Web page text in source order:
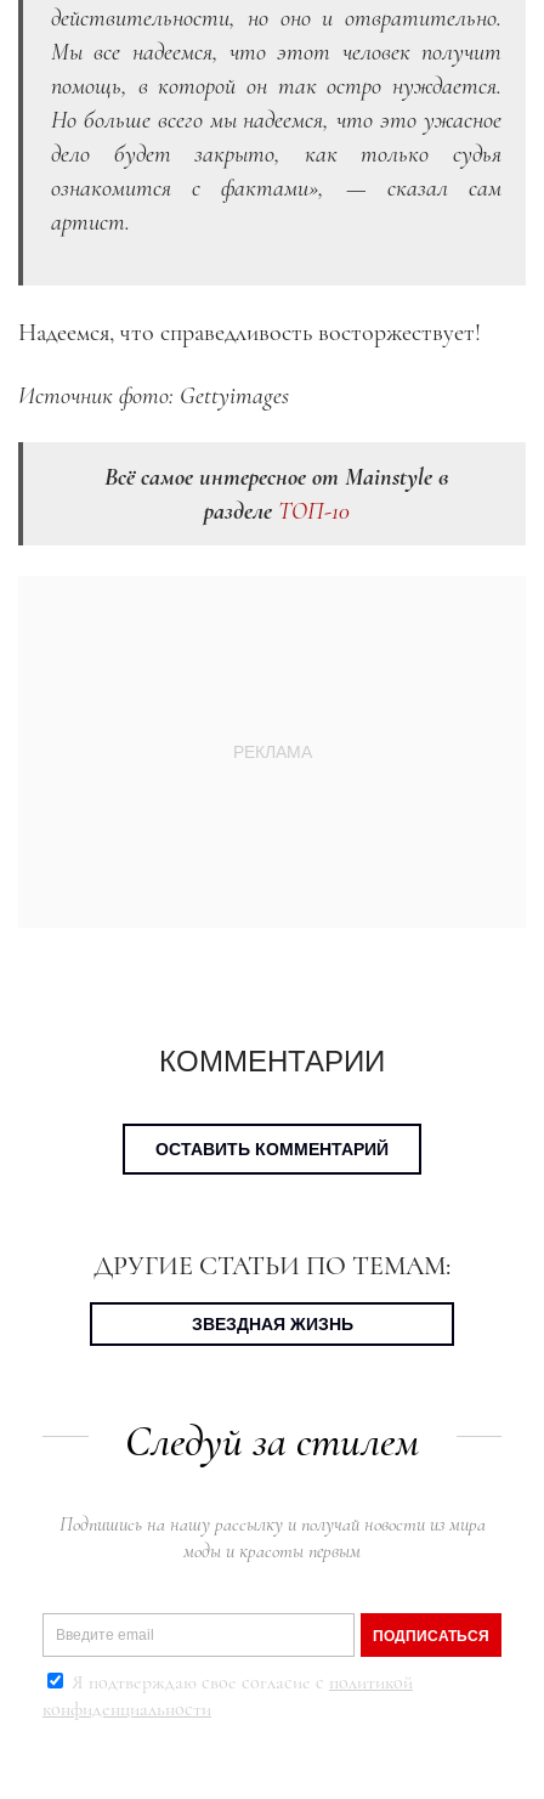
действительности, но оно и отвратительно.
Мы все надеемся, что этот человек получит
помощь, в которой он так остро нуждается.
Но больше всего мы надеемся, что это ужасное
дело будет закрыто, как только судья
ознакомится с фактами», — сказал сам
артист.
Надеемся, что справедливость восторжествует!
Источник фото: Gettyimages
Всё самое интересное от Mainstyle в
разделе ТОП-10
КОММЕНТАРИИ
ОСТАВИТЬ КОММЕНТАРИЙ
ДРУГИЕ СТАТЬИ ПО ТЕМАМ:
ЗВЕЗДНАЯ ЖИЗНЬ
Следуй за стилем
Подпишись на нашу рассылку и получай новости из мира
моды и красоты первым
ПОДПИСАТЬСЯ
Я подтверждаю свое согласие с политикой
конфиденциальности